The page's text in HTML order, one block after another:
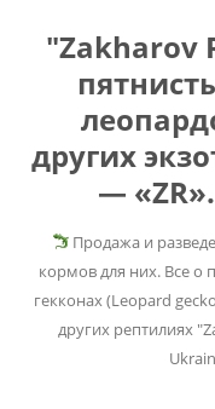
"Zakharov
других
—
Продажа и
кормов для них. Все о
гекконах (Leopard
других рептилиях